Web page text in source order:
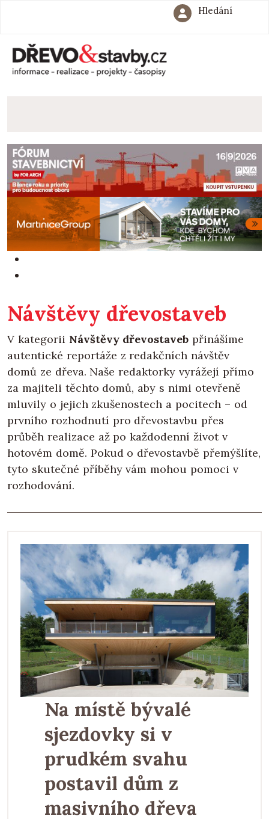
Hledání
Návštěvy dřevostaveb
V kategorii Návštěvy dřevostaveb přinášíme
autentické reportáže z redakčních návštěv
domů ze dřeva. Naše redaktorky vyrážejí přímo
za majiteli těchto domů, aby s nimi otevřeně
mluvily o jejich zkušenostech a pocitech – od
prvního rozhodnutí pro dřevostavbu přes
průběh realizace až po každodenní život v
hotovém domě. Pokud o dřevostavbě přemýšlíte,
tyto skutečné příběhy vám mohou pomoci v
rozhodování.
Na místě bývalé
sjezdovky si v
prudkém svahu
postavil dům z
masivního dřeva